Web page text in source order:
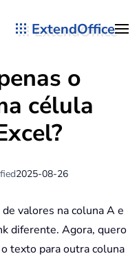
ExtendOffice
o
célula
2025-08-26
valores na coluna A e
diferente. Agora, quero
texto para outra coluna